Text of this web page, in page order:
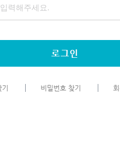
비밀번호 찾기